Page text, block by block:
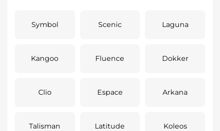
Symbol Scenic Laguna
Kangoo Fluence Dokker
Clio Espace Arkana
Talisman Latitude Koleos